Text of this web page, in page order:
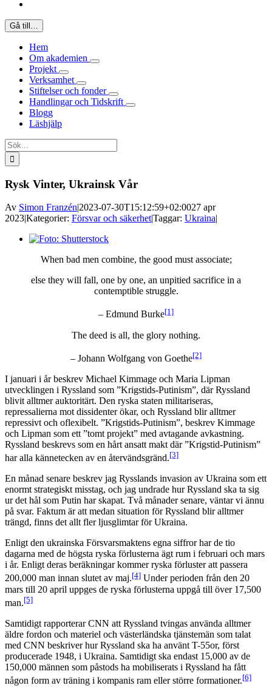
Gå till…
Hem
Om akademien
Projekt
Verksamhet
Stiftelser och fonder
Handlingar och Tidskrift
Blogg
Läshjälp
Sök
efter:
Rysk Vinter, Ukrainsk Vår
Av Simon Franzén|2023-07-30T15:12:59+02:0027 apr
2023|Kategorier: Försvar och säkerhet|Taggar: Ukraina|
Visa
bildWhen bad men combine, the good must associate;
else they will fall, one by one, an unpitied sacrifice in a
contemptible struggle.
– Edmund Burke[1]
The deed is all, the glory nothing.
– Johann Wolfgang von Goethe[2]
I januari i år beskrev Michael Kimmage och Maria Lipman
utvecklingen i Ryssland som ”Krigstids-Putinism”, där Ryssland
blivit alltmer auktoritärt. Den ryska staten militariseras,
repressalierna mot dissidenter ökar, och Ryssland blir alltmer
repressivt och oflexibelt. ”Krigstids-Putinism”, beskrev Kimmage
och Lipman som ett ”tomt projekt” med avtagande avkastning.
Ryssland beskrevs som en hårt ansatt makt där ”Krigstid-Putinism”
har alla kännetecken av en återvändsgränd.[3]
En månad senare beskrev jag Rysslands invasion av Ukraina som ett
enormt strategiskt misstag, och jag undrade hur Ryssland ska ta sig
ur det hål som Putin har skapat. Två månader senare, väntar vi ännu
på svar. Faktum är att medan situation för Ryssland blir alltmer
trängd, finns det allt fler ljusglimtar för Ukraina.
Enligt den ukrainska Försvarsmaktens egna siffror har de tio
dagarna med de högsta ryska förlusterna ägt rum i februari och mars
i år. Enligt deras beräkningar kommer ryska förluster att passera
200,000 man innan slutet av maj.[4] Under perioden från den 20
mars till 20 april uppges de ryska förlusterna uppgå till över 17,500
man.[5]
Samtidigt rapporterar CNN att Ryssland tvingas använda alltmer
äldre fordon och materiel och västerländska tjänstemän som talat
med CNN beskriver hur Ryssland ska ha använt T-55or, först
producerade 1948, i Ukraina. Samtidigt ska endast 15,000 av de
150,000 männen som påstods ha mobiliserats i Ryssland ha fått
någon form av träning i kompanis ram eller större formationer.[6]